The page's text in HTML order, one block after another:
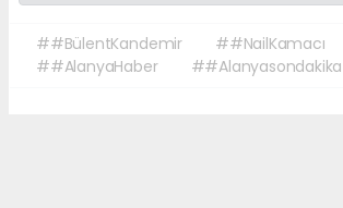
##BülentKandemir ##NailKamacı
##AlanyaHaber
##Alanyasondakika